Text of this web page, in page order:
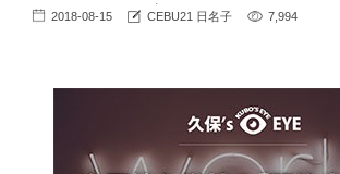
ージしますか？ 実は今、ボクシングやフ
2018-08-15 CEBU21 日名子 7,994